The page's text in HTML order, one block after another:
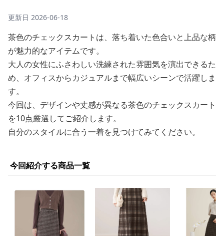
更新日 2026-06-18
茶色のチェックスカートは、落ち着いた色合いと上品な柄
が魅力的なアイテムです。
大人の女性にふさわしい洗練された雰囲気を演出できるた
め、オフィスからカジュアルまで幅広いシーンで活躍しま
す。
今回は、デザインや丈感が異なる茶色のチェックスカート
を10点厳選してご紹介します。
自分のスタイルに合う一着を見つけてみてください。
今回紹介する商品一覧